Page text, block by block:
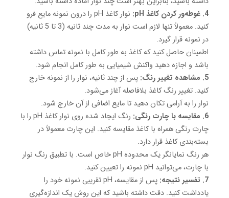
4. غوطه‌ور کردن کاغذ pH:
نوار کاغذ pH را درون نمونه مایع فرو
کنید. معمولاً تنها لازم است نوار به مدت چند ثانیه (3 تا 5 ثانیه)
در نمونه قرار گیرد.
اطمینان حاصل کنید که کاغذ به طور کامل با نمونه تماس داشته
باشد و اجازه دهید واکنش شیمیایی به طور کامل انجام شود.
5. مشاهده تغییر رنگ:
پس از چند ثانیه، نوار را از نمونه خارج
کنید. تغییر رنگ کاغذ بلافاصله آغاز می‌شود.
نوار را به آرامی تکان دهید تا مایع اضافی از آن خارج شود.
6. مقایسه با چارت رنگی:
رنگ ایجاد شده روی نوار کاغذ pH را با
چارت رنگی همراه با کاغذ مقایسه کنید. این چارت معمولاً در
بسته‌بندی کاغذ قرار دارد.
هر رنگ نمایانگر یک محدوده pH خاص است. با تطبیق رنگ نوار
با چارت، می‌توانید pH نمونه را تعیین کنید.
7. تفسیر نتیجه:
پس از مقایسه، pH تقریبی نمونه خود را
یادداشت کنید. دقت داشته باشید که این روش یک اندازه‌گیری